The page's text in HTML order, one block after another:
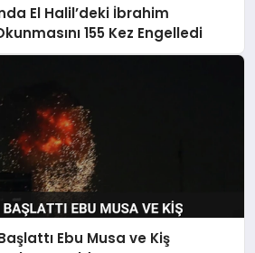
El Halil’deki İbrahim
155 Kez Engelledi
Ebu Musa ve Kiş